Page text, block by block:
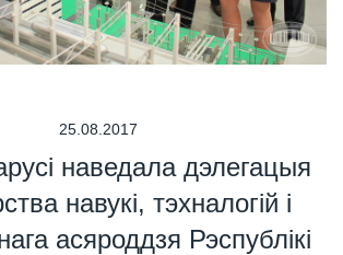
25.08.2017
наведала дэлегацыя
навукі, тэхналогій і
асяроддзя Рэспублікі